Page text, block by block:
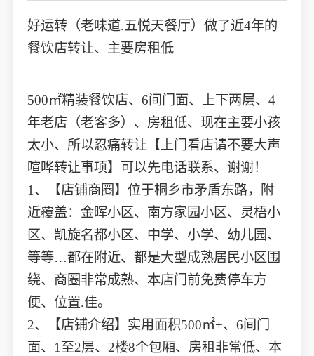
好运转（老味道.五悦天餐厅）做了近4年的
餐饮店转让、主要房租低
500㎡精装餐饮店、6间门面、上下两层、4
年老店（老客多）、房租低、现在主要小孩
太小、所以忍痛转让【上门看店请不要大声
喧哗转让事项】可以先电话联系、谢谢！
1、【店铺商圈】位于桐乡市矛盾东路，附
近覆盖：金晖小区、南方家园小区、灵梧小
区、凯旋名都小区、中学、小学、幼儿园、
等等…都在附近、都是大型成熟居民小区围
绕、商圈非常成熟、本店门前免费停车方
便、位置.佳。
2、【店铺介绍】实用面积500㎡+、6间门
面、1至2层、2楼8个包厢、房租非常低、本